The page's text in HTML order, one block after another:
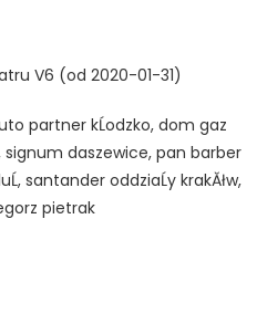
V6 (od 2020-01-31)
partner kĹodzko, dom gaz
daszewice, pan barber
santander oddziaĹy krakĂłw,
pietrak